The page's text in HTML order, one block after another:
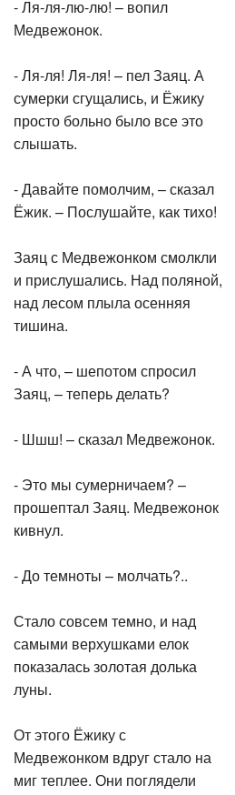
- Ля-ля-лю-лю! – вопил
Медвежонок.
- Ля-ля! Ля-ля! – пел Заяц. А
сумерки сгущались, и Ёжику
просто больно было все это
слышать.
- Давайте помолчим, – сказал
Ёжик. – Послушайте, как тихо!
Заяц с Медвежонком смолкли
и прислушались. Над поляной,
над лесом плыла осенняя
тишина.
- А что, – шепотом спросил
Заяц, – теперь делать?
- Шшш! – сказал Медвежонок.
- Это мы сумерничаем? –
прошептал Заяц. Медвежонок
кивнул.
- До темноты – молчать?..
Стало совсем темно, и над
самыми верхушками елок
показалась золотая долька
луны.
От этого Ёжику с
Медвежонком вдруг стало на
миг теплее. Они поглядели